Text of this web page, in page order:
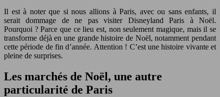
Il est à noter que si nous allions à Paris, avec ou sans enfants, il
serait dommage de ne pas visiter Disneyland Paris à Noël.
Pourquoi ? Parce que ce lieu est, non seulement magique, mais il se
transforme déjà en une grande histoire de Noël, notamment pendant
cette période de fin d’année. Attention ! C’est une histoire vivante et
pleine de surprises.
Les marchés de Noël, une autre
particularité de Paris